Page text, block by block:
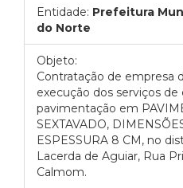
Entidade: Prefeitura
do Norte
Objeto:
Contratação de empresa
execução dos serviços
pavimentação em
SEXTAVADO,
ESPESSURA 8 CM, no
Lacerda de Aguiar, Rua
Calmom.